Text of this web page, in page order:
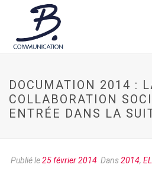
DOCUMATION 2014 :
COLLABORATION
ENTRÉE DANS LA
Publié le25 février 2014 Dans2014,